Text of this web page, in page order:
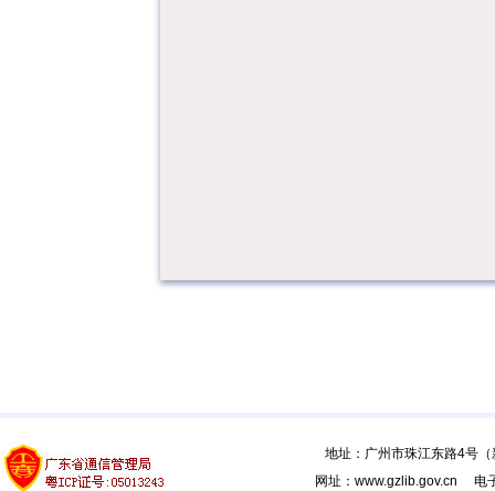
地址：广州市珠江东路4
网址：www.gzlib.gov.cn 电